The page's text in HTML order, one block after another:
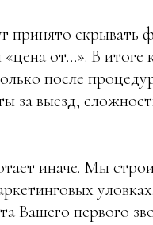
принято скрывать
от…». В итоге
после
за выезд,
иначе. Мы
Вашего первого